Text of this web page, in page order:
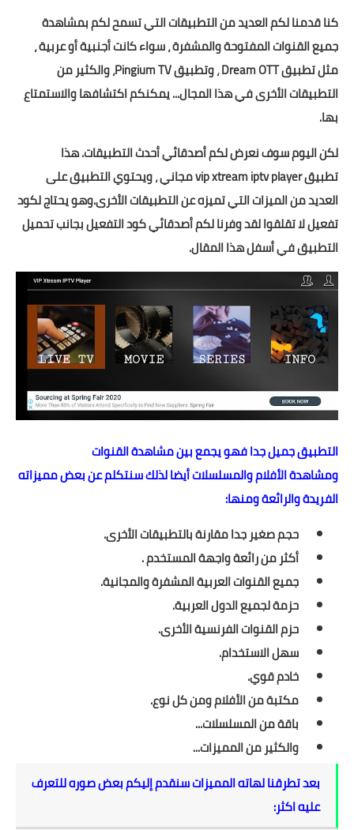
كنا قدمنا لكم العديد من التطبيقات التي تسمح لكم بمشاهدة
جميع القنوات المفتوحة والمشفرة ، سواء كانت أجنبية أو عربية ،
مثل تطبيقDream OTT، وتطبيقPingium TV، والكثير من
التطبيقات الأخرى في هذا المجال... يمكنكم اكتشافها والاستمتاع
بها.
لكن اليوم سوف نعرض لكم أصدقائي أحدث التطبيقات. هذا
تطبيقvip xtream iptv playerمجاني ، ويحتوي التطبيق على
العديد من الميزات التي تميزه عن التطبيقات الأخرى.وهو يحتاج لكود
تفعيل لا تقلقوا لقد وفرنا لكمأصدقائي كود التفعيل بجانب تحميل
التطبيق فيأسفل هذا المقال.
التطبيق جميل جدا فهو يجمع بين مشاهدة القنوات
ومشاهدةالأفلام والمسلسلات أيضا لذلك سنتكلم عن بعض مميزاته
الفريدة والرائعة ومنها:
حجم صغير جدا مقارنة بالتطبيقات الأخرى.
أكثر منرائعةواجهة المستخدم .
جميع القنوات العربية المشفرة والمجانية.
حزمة لجميع الدول العربية.
حزم القنوات الفرنسية الأخرى.
سهل الاستخدام.
خادم قوي.
مكتبة من الأفلام ومن كل نوع.
باقة من المسلسلات...
والكثير من المميزات...
بعد تطرقنا لهاته المميزات سنقدم إليكم بعض صوره للتعرف
عليه اكثر: